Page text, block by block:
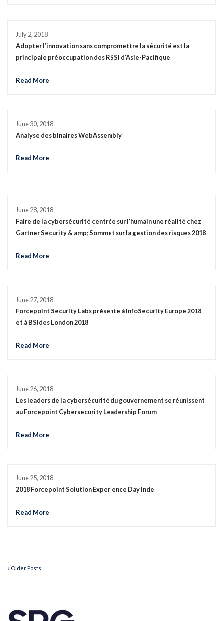
July 2, 2018
Adopter l’innovation sans compromettre la sécurité est la
principale préoccupation des RSSI d’Asie-Pacifique
Read More
June 30, 2018
Analyse des binaires WebAssembly
Read More
June 28, 2018
Faire de la cybersécurité centrée sur l’humain une réalité chez
Gartner Security & amp; Sommet sur la gestion des risques 2018
Read More
June 27, 2018
Forcepoint Security Labs présente à InfoSecurity Europe 2018
et à BSides London 2018
Read More
June 26, 2018
Les leaders de la cybersécurité du gouvernement se réunissent
au Forcepoint Cybersecurity Leadership Forum
Read More
June 25, 2018
2018 Forcepoint Solution Experience Day Inde
Read More
« Older Posts